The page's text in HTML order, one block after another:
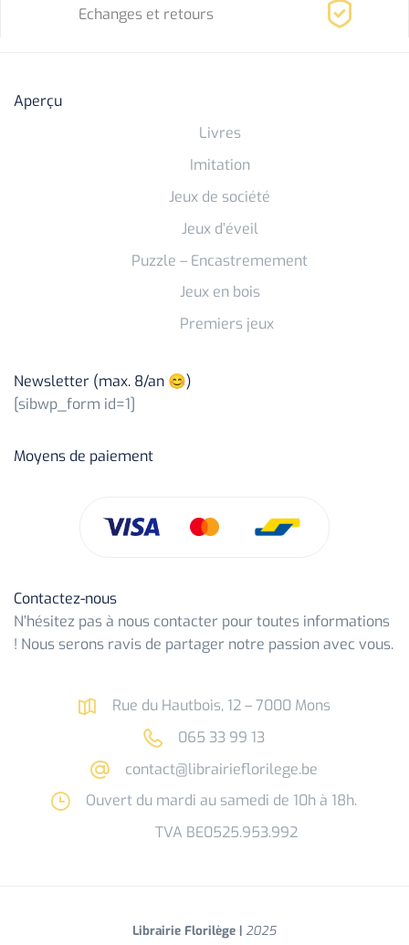
Echanges et retours
Aperçu
Livres
Imitation
Jeux de société
Jeux d’éveil
Puzzle – Encastremement
Jeux en bois
Premiers jeux
Newsletter (max. 8/an 😊)
[sibwp_form id=1]
Moyens de paiement
Contactez-nous
N’hésitez pas à nous contacter pour toutes informations
! Nous serons ravis de partager notre passion avec vous.
Rue du Hautbois, 12 – 7000 Mons
065 33 99 13
contact@librairieflorilege.be
Ouvert du mardi au samedi de 10h à 18h.
TVA BE0525.953.992
Librairie Florilège | 2025